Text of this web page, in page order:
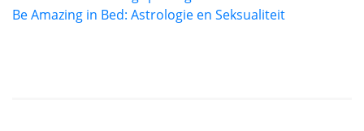
Be Amazing in Bed: Astrologie en Seksualiteit